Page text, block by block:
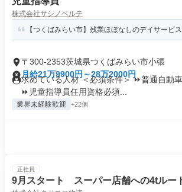
株式会社サシノベルテ
【つくばみらい市】残業ほぼなしのデイサービス
〒300-2353茨城県つくばみらい市小張
月給21万9900円～28万2000円
求めている人材 ＜必須条件＞ ⏩普通自動
⏩児童指導員任用資格必須...
業界未経験歓迎 +22個
正社員
9月スタート スーパー店舗への4tルー